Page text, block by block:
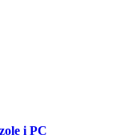
i PC